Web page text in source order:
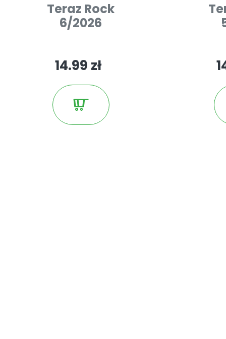
Teraz Rock
6/2026
14.99 zł